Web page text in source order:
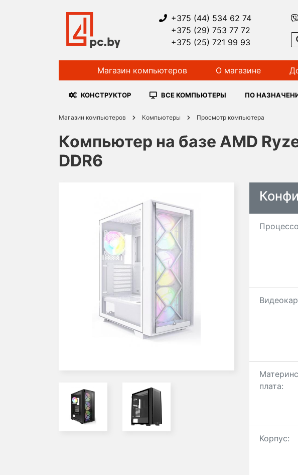
+375 (44) 534 62 74
+375 (29) 753 77 72
+375 (25) 721 99 93
Магазин компьютеров О магазине
КОНСТРУКТОР ВСЕ КОМПЬЮТЕРЫ ПО
Магазин компьютеров Компьютеры Просмотр компьютера
Компьютер на базе AMD
DDR6
плата:
Корпус: